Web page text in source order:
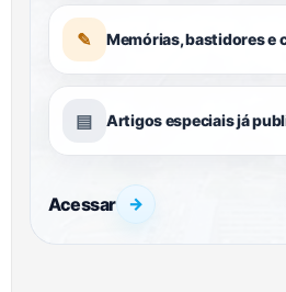
✎ Memórias, bastidores e
▤ Artigos especiais já
Acessar →